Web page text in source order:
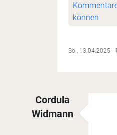
können
So., 13.04.2025 -
Cordula
Widmann